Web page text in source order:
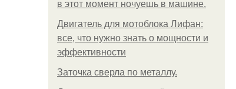
в этот момент ночуешь в машине.
Двигатель для мотоблока Лифан:
все, что нужно знать о мощности и
эффективности
Заточка сверла по металлу.